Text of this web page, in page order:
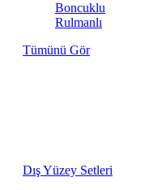
Boncuklu
Rulmanlı
Tümünü Gör
Dış Yüzey Setleri